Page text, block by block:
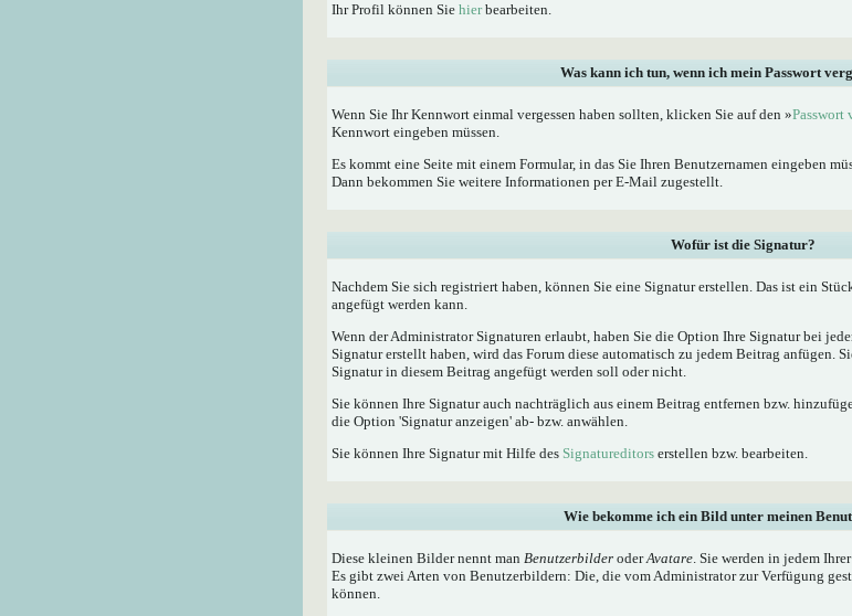
Ihr Profil können Sie hierbearbeiten.
Was kann ich tun, wenn ich mein Passwort
Wenn Sie Ihr Kennwort einmal vergessen haben sollten, klicken Sie auf den »Passwort
Kennwort eingeben müssen.
Es kommt eine Seite mit einem Formular, in das Sie Ihren Benutzernamen eingeben
Dann bekommen Sie weitere Informationen per E-Mail zugestellt.
Wofür ist die Signatur?
Nachdem Sie sich registriert haben, können Sie eine Signatur erstellen. Das ist ein
angefügt werden kann.
Wenn der Administrator Signaturen erlaubt, haben Sie die Option Ihre Signatur bei
Signatur erstellt haben, wird das Forum diese automatisch zu jedem Beitrag anfügen.
Signatur in diesem Beitrag angefügt werden soll oder nicht.
Sie können Ihre Signatur auch nachträglich aus einem Beitrag entfernen bzw.
die Option 'Signatur anzeigen' ab- bzw. anwählen.
Sie können Ihre Signatur mit Hilfe des Signatureditors erstellen bzw. bearbeiten.
Wie bekomme ich ein Bild unter meinen
Diese kleinen Bilder nennt man Benutzerbilder oderAvatare. Sie werden in jedem
Es gibt zwei Arten von Benutzerbildern: Die, die vom Administrator zur Verfügung
können.